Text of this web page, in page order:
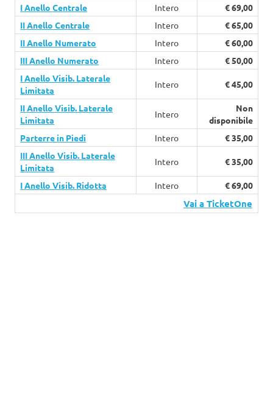
I Anello Centrale
Intero
€ 69,00
II Anello Centrale
Intero
€ 65,00
II Anello Numerato
Intero
€ 60,00
III Anello Numerato
Intero
€ 50,00
I Anello Visib. Laterale
Limitata
Intero € 45,00
II Anello Visib. Laterale
Limitata
Intero
Non
disponibile
Parterre in Piedi
Intero
€ 35,00
III Anello Visib. Laterale
Limitata
Intero € 35,00
I Anello Visib. Ridotta Intero € 69,00
Vai a TicketOne